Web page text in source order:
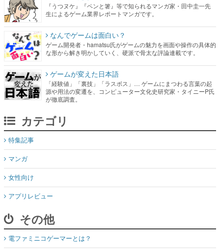
『うつヌケ』『ペンと箸』等で知られるマンガ家・田中圭一先
生によるゲーム業界レポートマンガです。
なんでゲームは面白い？
ゲーム開発者・hamatsu氏がゲームの魅力を画面や操作の具体的
な形から解き明かしていく、硬派で骨太な評論連載です。
ゲームが変えた日本語
「経験値」「裏技」「ラスボス」… ゲームにまつわる言葉の起
源や用法の変遷を、コンピューター文化史研究家・タイニーP氏
が徹底調査。
カテゴリ
特集記事
マンガ
女性向け
アプリレビュー
その他
電ファミニコゲーマーとは？